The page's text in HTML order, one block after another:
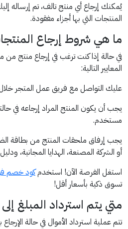
يُمكنك إرجاع أي منتج تالف، تم إرساله
المنتجات التي بها أجزاء مفقودة.
ما هي شروط إرجاع
في حالة إذا كنت ترغب في إرجاع منتج من
المعايير التالية:
عليك التواصل مع فريق عمل المتجر خلال 7 أيام من تاريخ
يجب أن يكون المنتج المراد إرجاعه في
مستخدم.
يجب إرفاق ملحقات المنتج من بطاقة
أو الشركة المصنعة، الهدايا المجانية،
استغل الفرصة الآن! استخدمكود خصم
تسوق ذكية بأسعار أقل!
متي يتم استرداد المبلغ
تتم عملية استرداد الأموال في حالة